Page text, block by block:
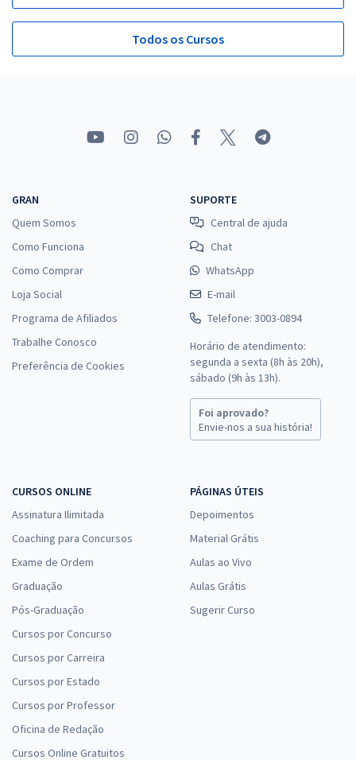
Todos os Cursos
GRAN
Quem Somos
Como Funciona
Como Comprar
Loja Social
Programa de Afiliados
Trabalhe Conosco
Preferência de Cookies
SUPORTE
Central de ajuda
Chat
WhatsApp
E-mail
Telefone: 3003-0894
Horário de atendimento:
segunda a sexta (8h às 20h),
sábado (9h às 13h).
Foi aprovado?
Envie-nos a sua história!
CURSOS ONLINE
Assinatura Ilimitada
Coaching para Concursos
Exame de Ordem
Graduação
Pós-Graduação
Cursos por Concurso
Cursos por Carreira
Cursos por Estado
Cursos por Professor
Oficina de Redação
Cursos Online Gratuitos
PÁGINAS ÚTEIS
Depoimentos
Material Grátis
Aulas ao Vivo
Aulas Grátis
Sugerir Curso